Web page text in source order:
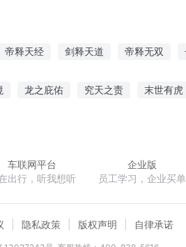
帝释天经 剑释天道 帝释无双
战释天下 释梦成真 盛夏的青
龙之庇佑 究天之责 末世有虎
车联网平台
出行，听我想听
企业版
员工学习，企业买单
隐私政策 版权声明 自律承诺